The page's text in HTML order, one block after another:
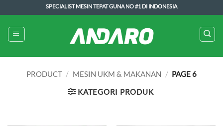
to
content
SPECIALIST MESIN TEPAT GUNA NO #1 DI INDONESIA
PRODUCT / MESIN UKM & MAKANAN / PAGE 6
KATEGORI PRODUK